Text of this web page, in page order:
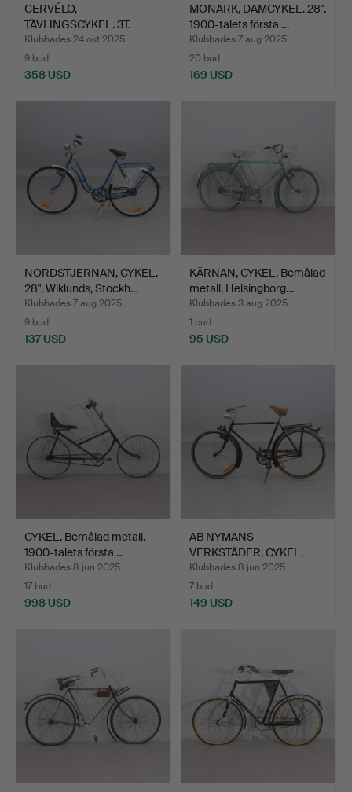
CERVÉLO,
TÄVLINGSCYKEL. 3T.
Contineltal 23…
Klubbades 24 okt 2025
9 bud
358 USD
MONARK, DAMCYKEL. 28".
1900-talets första …
Klubbades 7 aug 2025
20 bud
169 USD
NORDSTJERNAN, CYKEL.
28", Wiklunds, Stockh…
Klubbades 7 aug 2025
9 bud
137 USD
KÄRNAN, CYKEL. Bemålad
metall. Helsingborg…
Klubbades 3 aug 2025
1 bud
95 USD
CYKEL. Bemålad metall.
1900-talets första …
Klubbades 8 jun 2025
17 bud
998 USD
AB NYMANS
VERKSTÄDER, CYKEL.
Bemålad metal…
Klubbades 8 jun 2025
7 bud
149 USD